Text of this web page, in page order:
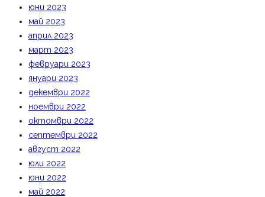
юни 2023
май 2023
април 2023
март 2023
февруари 2023
януари 2023
декември 2022
ноември 2022
октомври 2022
септември 2022
август 2022
юли 2022
юни 2022
май 2022